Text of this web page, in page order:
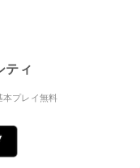
ティ
本プレイ無料